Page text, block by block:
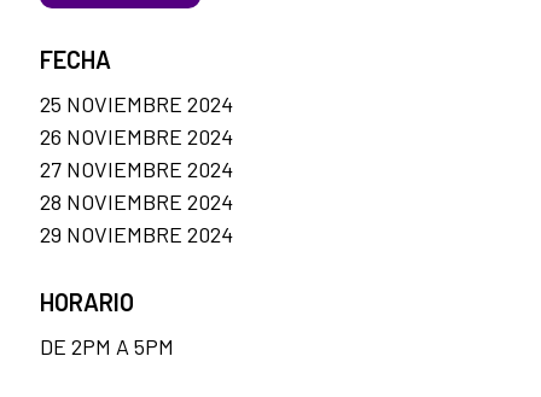
FECHA
25 NOVIEMBRE 2024
26 NOVIEMBRE 2024
27 NOVIEMBRE 2024
28 NOVIEMBRE 2024
29 NOVIEMBRE 2024
HORARIO
DE 2PM A 5PM